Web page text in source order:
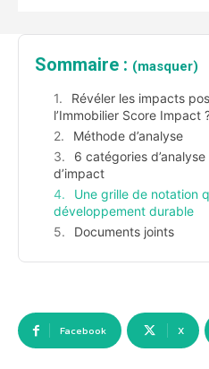
Sommaire : (masquer)
Révéler les impacts
l’Immobilier Score Impact
Méthode d’analyse
6 catégories
d’impact
Une grille de notation
développement durable
Documents joints
Facebook X